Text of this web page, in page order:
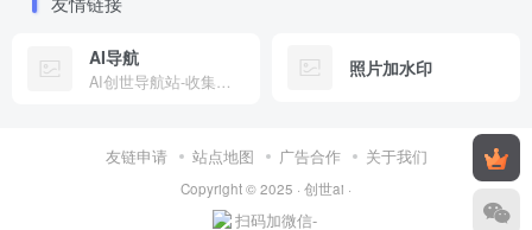
AI导航
AI创世导航站-收集全网有趣工具
照片加水印
友链申请 站点地图 广告合作 关于我们
Copyright © 2025 · 创世ai ·